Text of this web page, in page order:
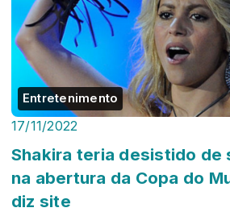
Entretenimento
17/11/2022
Shakira teria desistido de
na abertura da Copa do
diz site